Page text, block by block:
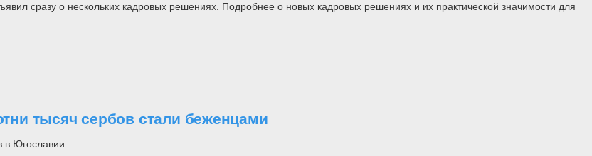
сразу о нескольких кадровых решениях. Подробнее о новых кадровых решениях и их практической значимости для
тысяч сербов стали беженцами
Югославии.